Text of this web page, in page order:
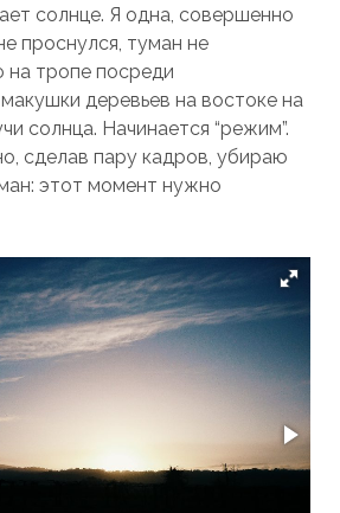
солнце. Я одна, совершенно
проснулся, туман не
на тропе посреди
деревьев на востоке на
солнца. Начинается “режим”.
сделав пару кадров, убираю
этот момент нужно